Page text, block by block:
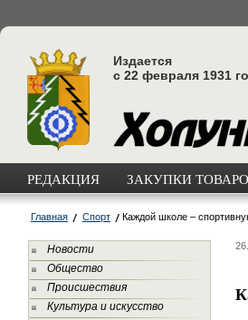
Издается
с 22 февраля 1931
РЕДАКЦИЯ ЗАКУПКИ
Главная Спорт Каждой школе –
Новости
Общество
Происшествия
Культура и искусство